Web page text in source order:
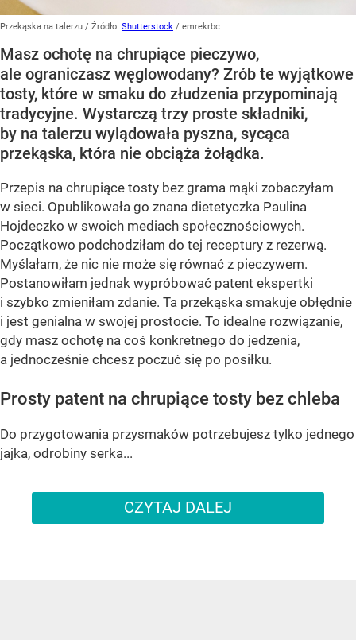
Przekąska na talerzu / Źródło: Shutterstock / emrekrbc
Masz ochotę na chrupiące pieczywo,
ale ograniczasz węglowodany? Zrób te wyjątkowe
tosty, które w smaku do złudzenia przypominają
tradycyjne. Wystarczą trzy proste składniki,
by na talerzu wylądowała pyszna, sycąca
przekąska, która nie obciąża żołądka.
Przepis na chrupiące tosty bez grama mąki zobaczyłam
w sieci. Opublikowała go znana dietetyczka Paulina
Hojdeczko w swoich mediach społecznościowych.
Początkowo podchodziłam do tej receptury z rezerwą.
Myślałam, że nic nie może się równać z pieczywem.
Postanowiłam jednak wypróbować patent ekspertki
i szybko zmieniłam zdanie. Ta przekąska smakuje obłędnie
i jest genialna w swojej prostocie. To idealne rozwiązanie,
gdy masz ochotę na coś konkretnego do jedzenia,
a jednocześnie chcesz poczuć się po posiłku.
Prosty patent na chrupiące tosty bez chleba
Do przygotowania przysmaków potrzebujesz tylko jednego
jajka, odrobiny serka...
CZYTAJ DALEJ